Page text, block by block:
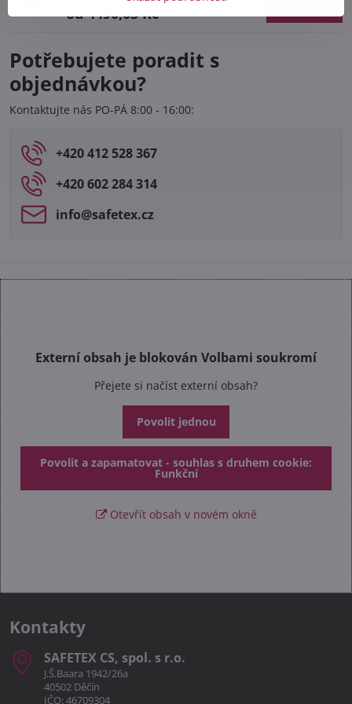
od 4490,03 Kč
Potřebujete poradit s
objednávkou?
Kontaktujte nás PO-PÁ 8:00 - 16:00:
+420 412 528 367
+420 602 284 314
info​@safetex​.cz
Externí obsah je blokován Volbami soukromí
Přejete si načíst externí obsah?
Povolit jednou
Povolit a zapamatovat - souhlas s druhem cookie:
Funkční
Otevřít obsah v novém okně
Kontakty
SAFETEX CS, spol​. s r​.o​.
J.Š.Baara 1942/26a
40502 Děčín
IČO: 46709304